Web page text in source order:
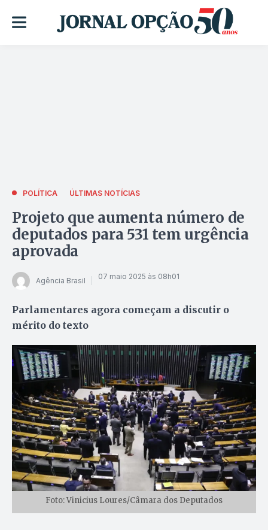
POLÍTICA ÚLTIMAS NOTÍCIAS
Projeto que aumenta número de
deputados para 531 tem urgência
aprovada
Agência Brasil 07 maio 2025 às 08h01
Parlamentares agora começam a discutir o
mérito do texto
Foto: Vinicius Loures/Câmara dos Deputados